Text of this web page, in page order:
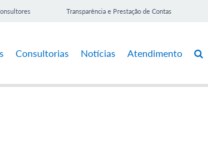
Transparência e Prestação de Contas
Consultorias Notícias Atendimento